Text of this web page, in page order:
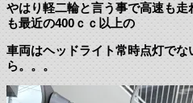
やはり軽二輪と言う事で高速も
も最近の400ｃｃ以上の
車両はヘッドライト常時点灯で
ら。。。